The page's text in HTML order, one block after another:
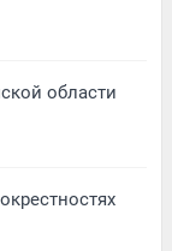
области